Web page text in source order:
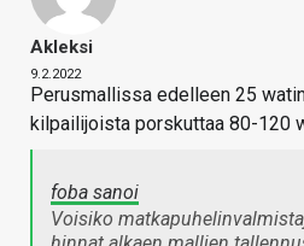
Akleksi
9.2.2022
Perusmallissa edelleen 25
kilpailijoista porskuttaa 80-120
foba sanoi
Voisiko